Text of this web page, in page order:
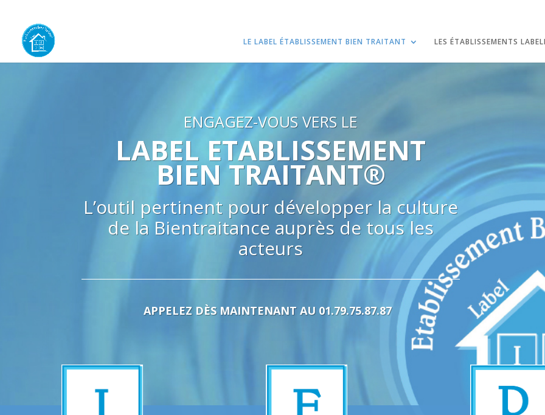
LE LABEL ÉTABLISSEMENT BIEN TRAITANT LES ÉTABLISSEMENTS
ENGAGEZ-VOUS VERS LE
LABEL ETABLISSEMENT
BIEN TRAITANT®
L’outil pertinent pour développer la culture
de la Bientraitance auprès de tous les
acteurs
APPELEZ DÈS MAINTENANT AU 01.79.75.87.87